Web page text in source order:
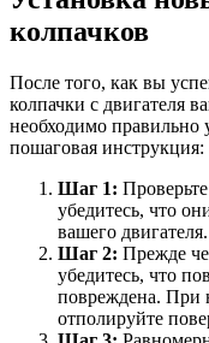
колпачков
После того, как вы
колпачки с двигателя
необходимо правильно
пошаговая инструкция:
Шаг 1:
убедитесь, что
вашего двигателя.
Шаг 2: Прежде
убедитесь, что
повреждена. При
отполируйте